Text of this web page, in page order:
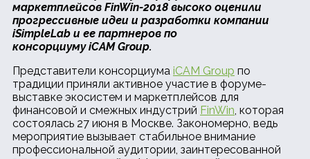
маркетплейсов FinWin-2018 высоко оценили
прогрессивные идеи и разработки компании
iSimpleLab и ее партнеров по
консорциумуiCAMGroup.
Представители консорциума iCAM Group по
традиции приняли активное участие в форуме-
выставке экосистем и маркетплейсов для
финансовой и смежных индустрий FinWin, которая
состоялась 27 июня в Москве. Закономерно, ведь
мероприятие вызывает стабильное внимание
профессиональной аудитории, заинтересованной